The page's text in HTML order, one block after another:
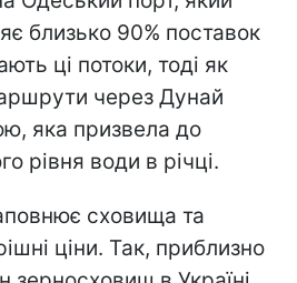
близько 90% поставок
ці потоки, тоді як
через Дунай
яка призвела до
рівня води в річці.
сховища та
ціни. Так, приблизно